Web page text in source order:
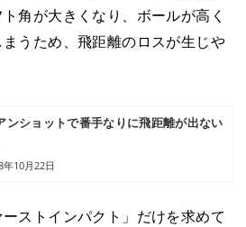
角が大きくなり、ボールが高く
うため、飛距離のロスが生じや
ンショットで番手なりに飛距離が出ない
年10月22日
ストインパクト」だけを求めて